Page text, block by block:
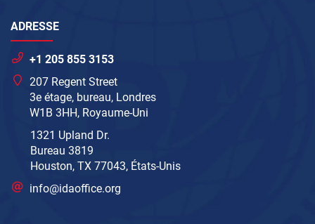
ADRESSE
+1 205 855 3153
207 Regent Street
3e étage, bureau, Londres
W1B 3HH, Royaume-Uni
1321 Upland Dr.
Bureau 3819
Houston, TX 77043, États-Unis
info@idaoffice.org